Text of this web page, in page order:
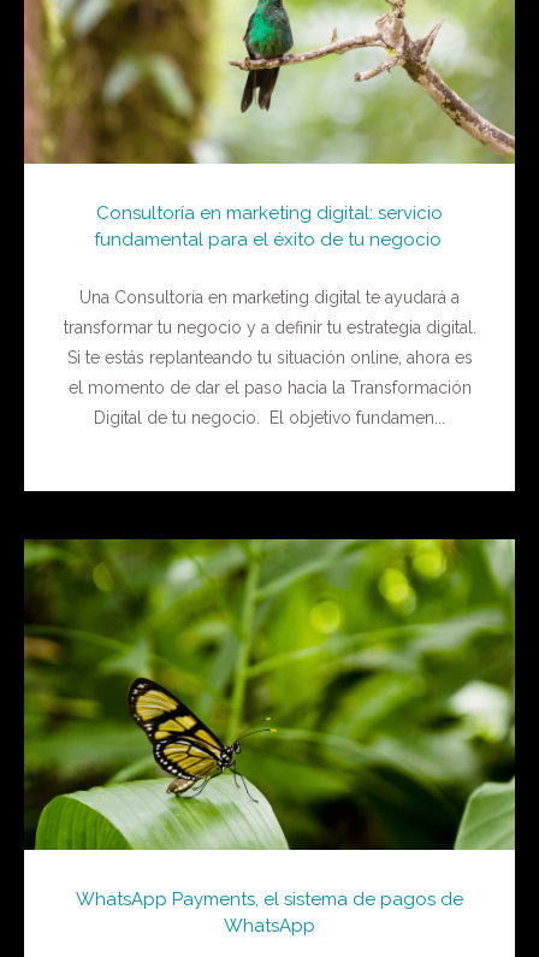
Consultoría en marketing digital: servicio
fundamental para el éxito de tu negocio
Una Consultoría en marketing digital te ayudará a
transformar tu negocio y a definir tu estrategia digital.
Si te estás replanteando tu situación online, ahora es
el momento de dar el paso hacia la Transformación
Digital de tu negocio. El objetivo fundamen...
WhatsApp Payments, el sistema de pagos de
WhatsApp